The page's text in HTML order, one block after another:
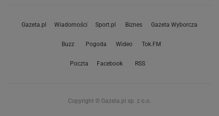
Gazeta.pl Wiadomości Sport.pl Biznes Gazeta Wyborcza
Buzz Pogoda Wideo Tok.FM
Poczta Facebook RSS
Copyright © Gazeta.pl sp. z o.o.